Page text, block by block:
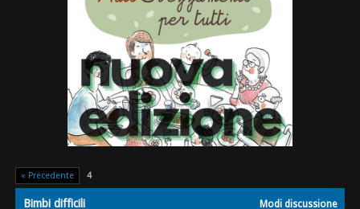
« Precedente 4
Modi discussione
Bimbi difficili